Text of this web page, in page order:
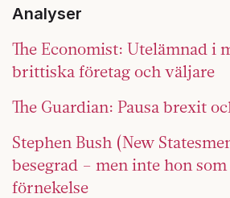
Analyser
The Economist: Utelämnad i
brittiska företag och väljare
The Guardian: Pausa brexit
Stephen Bush (New
besegrad – men inte hon
förnekelse